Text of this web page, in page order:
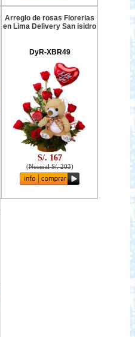
Arreglo de rosas Florerias
en Lima Delivery San isidro
DyR-XBR49
S/. 167
(Normal S/. 203)